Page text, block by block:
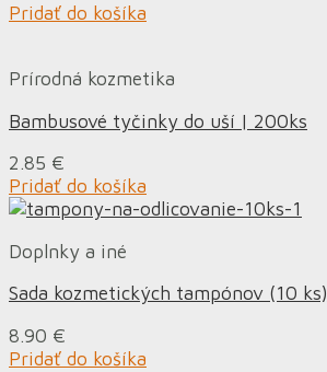
Pridať do košíka
Prírodná kozmetika
Bambusové tyčinky do uší | 200ks
2.85 €
Pridať do košíka
Doplnky a iné
Sada kozmetických tampónov (10 ks)
8.90 €
Pridať do košíka